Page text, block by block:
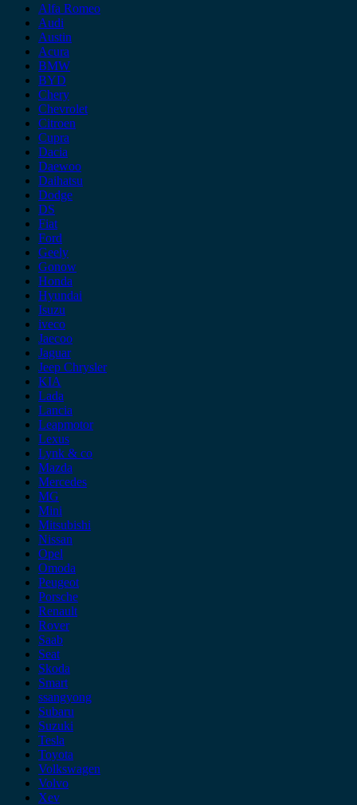
Alfa Romeo
Audi
Austin
Acura
BMW
BYD
Chery
Chevrolet
Citroen
Cupra
Dacia
Daewoo
Daihatsu
Dodge
DS
Fiat
Ford
Geely
Gonow
Honda
Hyundai
Isuzu
iveco
Jaecoo
Jaguar
Jeep Chrysler
KIA
Lada
Lancia
Leapmotor
Lexus
Lynk & co
Mazda
Mercedes
MG
Mini
Mitsubishi
Nissan
Opel
Omoda
Peugeot
Porsche
Renault
Rover
Saab
Seat
Skoda
Smart
ssangyong
Subaru
Suzuki
Tesla
Toyota
Volkswagen
Volvo
Xev